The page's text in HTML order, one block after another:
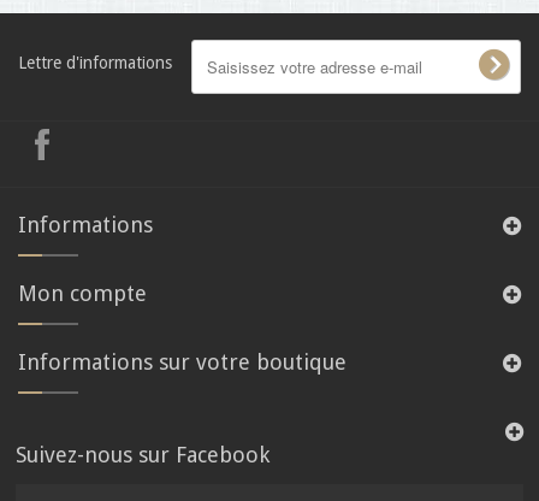
Lettre d'informations
Informations
Mon compte
Informations sur votre boutique
Suivez-nous sur Facebook